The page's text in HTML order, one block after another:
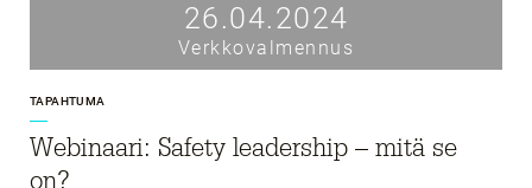
26.04.2024
Verkkovalmennus
TAPAHTUMA
Webinaari: Safety leadership – mitä se
on?